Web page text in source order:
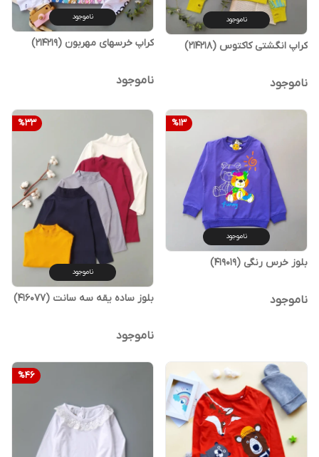
ناموجود
کراپ انگشتی کاکتوس (214218)
ناموجود
ناموجود
کراپ خرسهای مهربون (214219)
ناموجود
%13
ناموجود
بلوز خرس رنگی (419019)
ناموجود
%33
ناموجود
بلوز ساده یقه سه سانت (416077)
ناموجود
%46